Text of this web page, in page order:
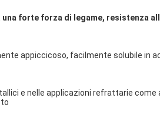
forte forza di legame, resistenza
appiccicoso, facilmente solubile in
e nelle applicazioni refrattarie come